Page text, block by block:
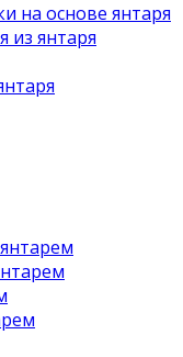
на основе янтаря
из янтаря